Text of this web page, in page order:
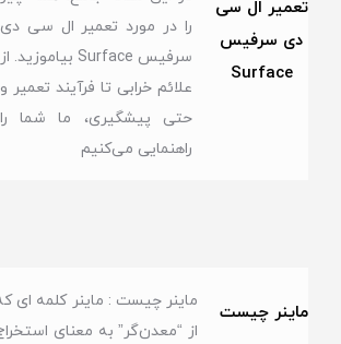
تعمیر ال سی
دی سرفیس
Surface
را در مورد تعمیر ال سی دی
سرفیس Surface بیاموزید. از
علائم خرابی تا فرآیند تعمیر و
حتی پیشگیری، ما شما را
راهنمایی می‌کنیم
ماینر چیست
ماینر چیست : ماینر کلمه ای
از “معدن‌گر” به معنای